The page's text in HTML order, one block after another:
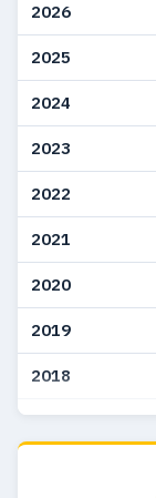
2026
2025
2024
2023
2022
2021
2020
2019
2018
2017